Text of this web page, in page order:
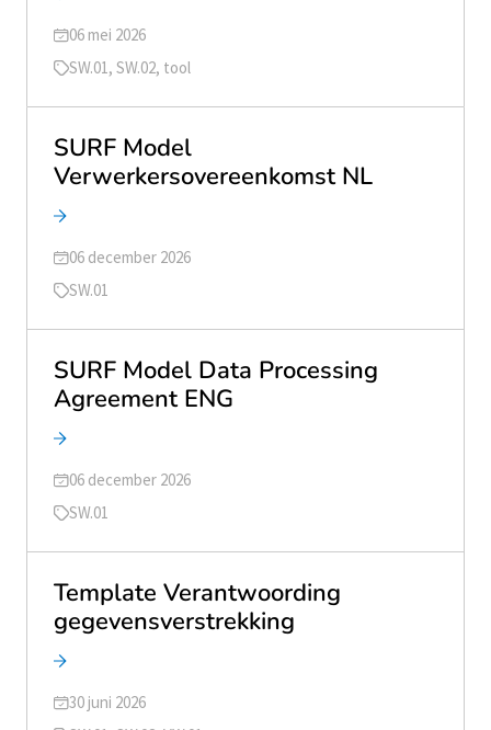
Geüpdatet op
06 mei 2026
TagsSW.01, SW.02, tool
SURF Model
Verwerkersovereenkomst NL
Geüpdatet op
06 december 2026
TagsSW.01
SURF Model Data Processing
Agreement ENG
Geüpdatet op
06 december 2026
TagsSW.01
Template Verantwoording
gegevensverstrekking
Geüpdatet op
30 juni 2026